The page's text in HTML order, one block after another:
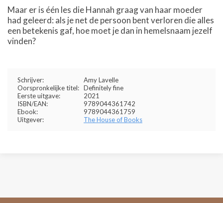
Maar er is één les die Hannah graag van haar moeder
had geleerd: als je net de persoon bent verloren die alles
een betekenis gaf, hoe moet je dan in hemelsnaam jezelf
vinden?
Schrijver:
Amy Lavelle
Oorspronkelijke titel: Definitely fine
Eerste uitgave:
2021
ISBN/EAN:
9789044361742
Ebook:
9789044361759
Uitgever:
The House of Books